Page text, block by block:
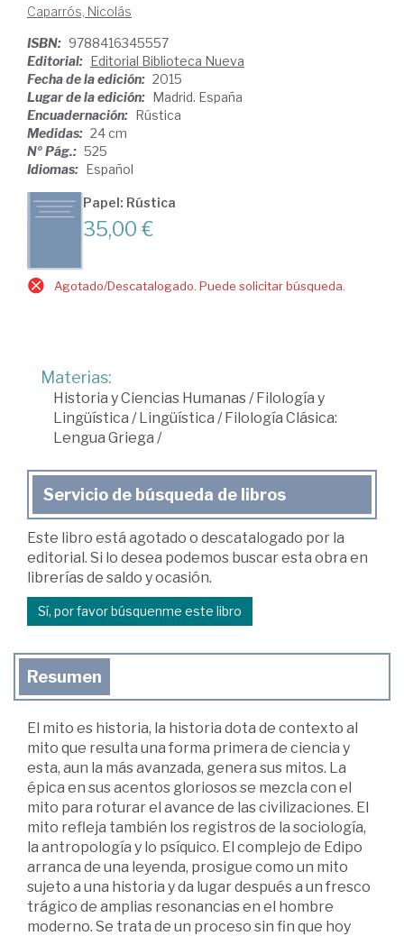
Caparrós, Nicolás
ISBN: 9788416345557
Editorial: Editorial Biblioteca Nueva
Fecha de la edición: 2015
Lugar de la edición: Madrid. España
Encuadernación: Rústica
Medidas: 24 cm
Nº Pág.: 525
Idiomas: Español
Papel: Rústica
35,00 €
Agotado/Descatalogado. Puede solicitar búsqueda.
Materias:
Historia y Ciencias Humanas /Filología y
Lingüística /Lingüística /Filología Clásica:
Lengua Griega /
Servicio de búsqueda de libros
Este libro está agotado o descatalogado por la
editorial. Si lo desea podemos buscar esta obra en
librerías de saldo y ocasión.
Sí, por favor búsquenme este libro
Resumen
El mito es historia, la historia dota de contexto al
mito que resulta una forma primera de ciencia y
esta, aun la más avanzada, genera sus mitos. La
épica en sus acentos gloriosos se mezcla con el
mito para roturar el avance de las civilizaciones. El
mito refleja también los registros de la sociología,
la antropología y lo psíquico. El complejo de Edipo
arranca de una leyenda, prosigue como un mito
sujeto a una historia y da lugar después a un fresco
trágico de amplias resonancias en el hombre
moderno. Se trata de un proceso sin fin que hoy